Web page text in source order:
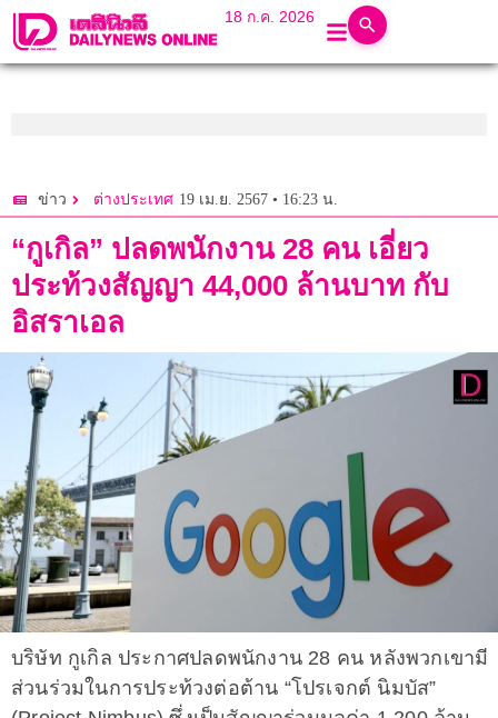
18 ก.ค. 2026
ข่าว ต่างประเทศ 19 เม.ย. 2567 • 16:23 น.
“กูเกิล” ปลดพนักงาน 28 คน เอี่ยว
ประท้วงสัญญา 44,000 ล้านบาท กับ
อิสราเอล
บริษัท กูเกิล ประกาศปลดพนักงาน 28 คน หลังพวกเขามี
ส่วนร่วมในการประท้วงต่อต้าน “โปรเจกต์ นิมบัส”